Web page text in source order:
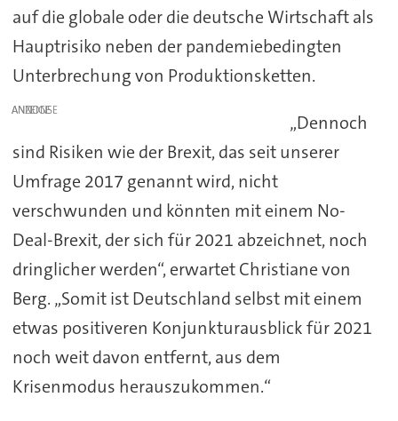
auf die globale oder die deutsche Wirtschaft als
Hauptrisiko neben der pandemiebedingten
Unterbrechung von Produktionsketten.
ANZEIGE
„Dennoch
sind Risiken wie der Brexit, das seit unserer
Umfrage 2017 genannt wird, nicht
verschwunden und könnten mit einem No-
Deal-Brexit, der sich für 2021 abzeichnet, noch
dringlicher werden“, erwartet Christiane von
Berg. „Somit ist Deutschland selbst mit einem
etwas positiveren Konjunkturausblick für 2021
noch weit davon entfernt, aus dem
Krisenmodus herauszukommen.“